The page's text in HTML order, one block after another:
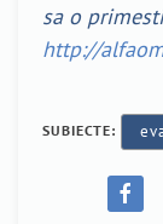
sa o
http://
SUBIECTE: